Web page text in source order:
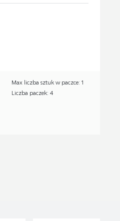
Max liczba sztuk w paczce: 1
Liczba paczek: 4